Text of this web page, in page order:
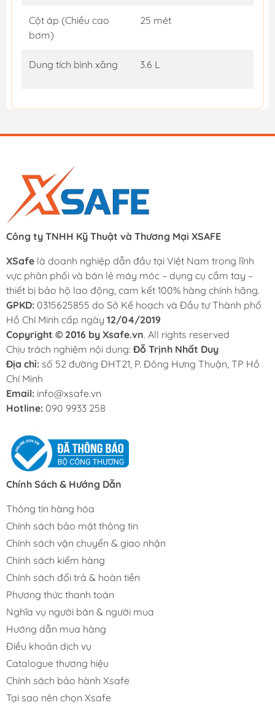
Cột áp (Chiều cao
bơm)
25 mét
Dung tích bình xăng 3.6 L
Công ty TNHH Kỹ Thuật và Thương Mại XSAFE
XSafe là doanh nghiệp dẫn đầu tại Việt Nam trong lĩnh
vực phân phối và bán lẻ máy móc – dụng cụ cầm tay –
thiết bị bảo hộ lao động, cam kết 100% hàng chính hãng.
GPKD: 0315625855 do Sở Kế hoạch và Đầu tư Thành phố
Hồ Chí Minh cấp ngày 12/04/2019
Copyright © 2016 by Xsafe.vn. All rights reserved
Chịu trách nghiệm nội dung: Đỗ Trịnh Nhất Duy
Địa chỉ: số 52 đường ĐHT21, P. Đông Hưng Thuận, TP Hồ
Chí Minh
Email: info@xsafe.vn
Hotline: 090 9933 258
Chính Sách & Hướng Dẫn
Thông tin hàng hóa
Chính sách bảo mật thông tin
Chính sách vận chuyển & giao nhận
Chính sách kiểm hàng
Chính sách đổi trả & hoàn tiền
Phương thức thanh toán
Nghĩa vụ người bán & người mua
Hướng dẫn mua hàng
Điều khoản dịch vụ
Catalogue thương hiệu
Chính sách bảo hành Xsafe
Tại sao nên chọn Xsafe